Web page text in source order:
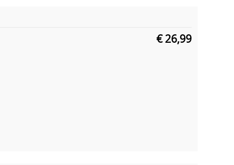
€ 26,99